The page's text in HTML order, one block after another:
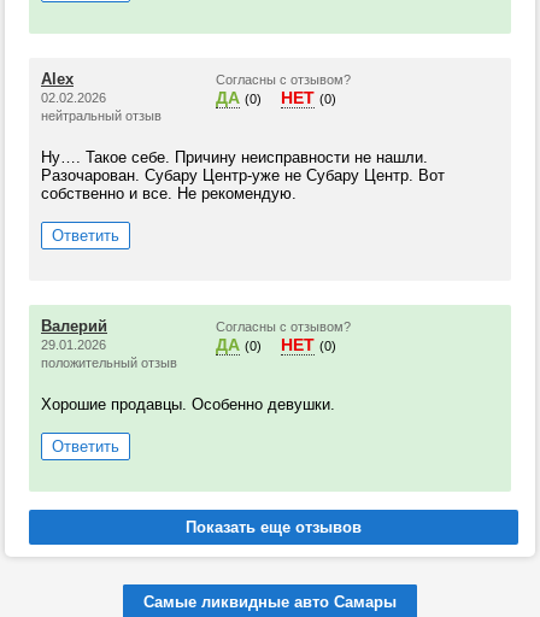
Alex
02.02.2026
нейтральный отзыв
Согласны с отзывом?
ДА (0) НЕТ (0)
Ну…. Такое себе. Причину неисправности не нашли.
Разочарован. Субару Центр-уже не Субару Центр. Вот
собственно и все. Не рекомендую.
Ответить
Валерий
29.01.2026
положительный отзыв
Согласны с отзывом?
ДА (0) НЕТ (0)
Хорошие продавцы. Особенно девушки.
Ответить
Самые ликвидные авто Самары